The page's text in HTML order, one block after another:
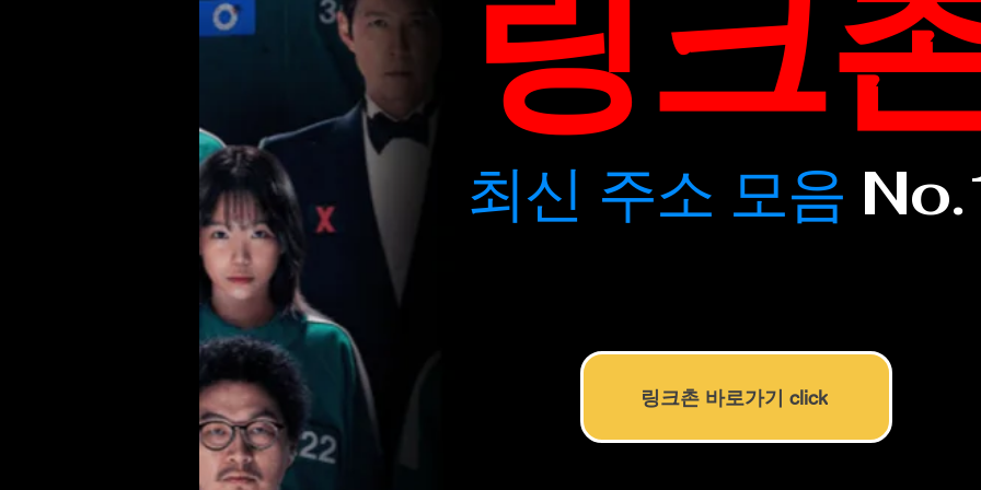
​최신 주소 모음
링크촌 바로가기 click